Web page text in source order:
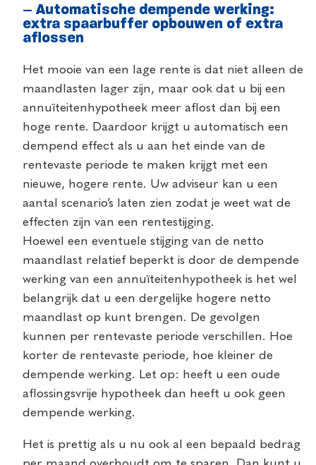
– Automatische dempende werking:
extra spaarbuffer opbouwen of extra
aflossen
Het mooie van een lage rente is dat niet alleen de
maandlasten lager zijn, maar ook dat u bij een
annuïteitenhypotheek meer aflost dan bij een
hoge rente. Daardoor krijgt u automatisch een
dempend effect als u aan het einde van de
rentevaste periode te maken krijgt met een
nieuwe, hogere rente. Uw adviseur kan u een
aantal scenario’s laten zien zodat je weet wat de
effecten zijn van een rentestijging.
Hoewel een eventuele stijging van de netto
maandlast relatief beperkt is door de dempende
werking van een annuïteitenhypotheek is het wel
belangrijk dat u een dergelijke hogere netto
maandlast op kunt brengen. De gevolgen
kunnen per rentevaste periode verschillen. Hoe
korter de rentevaste periode, hoe kleiner de
dempende werking. Let op: heeft u een oude
aflossingsvrije hypotheek dan heeft u ook geen
dempende werking.
Het is prettig als u nu ook al een bepaald bedrag